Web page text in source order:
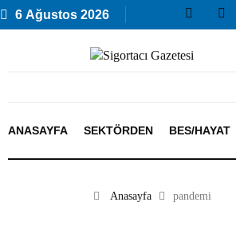
6 Ağustos 2026
ANASAYFA SEKTÖRDEN BES/HAYAT
Anasayfa pandemi